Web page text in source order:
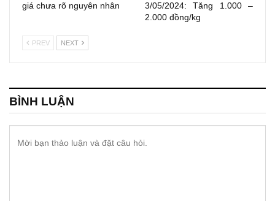
giá chưa rõ nguyên nhân
3/05/2024: Tăng 1.000 –
2.000 đồng/kg
PREV NEXT
BÌNH LUẬN